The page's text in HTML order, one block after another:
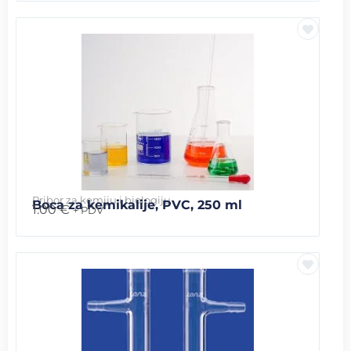
Pribor za kemiju i biologiju
Boca za kemikalije, PVC, 250 ml
1.00€ + PDV